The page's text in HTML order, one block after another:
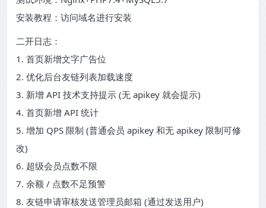
安装教程：访问域名进行安装
二开日志：
1. 首页新增文字广告位
2. 优化后台友链列表加载速度
3. 新增 API 技术支持提示 (无 apikey 就会提示)
4. 首页新增 API 统计
5. 增加 QPS 限制 (普通会员 apikey 和无 apikey 限制可修
改)
6. 超级会员点数不限
7. 余额 / 点数不足预警
8. 友链申请审核发送管理员邮箱 (通过发送用户)